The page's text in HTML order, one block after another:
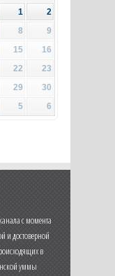
1
2
8
9
15
16
22
23
29
30
5 6
с момента
и достоверной
в
уммы